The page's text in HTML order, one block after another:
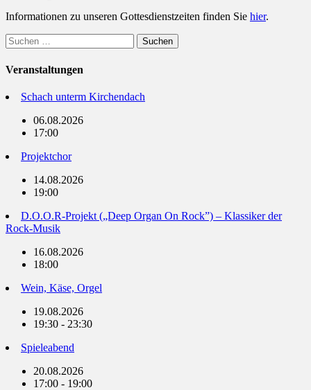
Informationen zu unseren Gottesdienstzeiten finden Sie hier.
Suchen
nach:
Veranstaltungen
Schach unterm Kirchendach
06.08.2026
17:00
Projektchor
14.08.2026
19:00
D.O.O.R-Projekt („Deep Organ On Rock”) – Klassiker der
Rock-Musik
16.08.2026
18:00
Wein, Käse, Orgel
19.08.2026
19:30 - 23:30
Spieleabend
20.08.2026
17:00 - 19:00